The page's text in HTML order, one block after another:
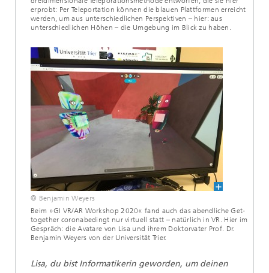
erprobt: Per Teleportation können die blauen Plattformen erreicht
werden, um aus unterschiedlichen Perspektiven – hier: aus
unterschiedlichen Höhen – die Umgebung im Blick zu haben.
© Benjamin Weyers
Beim »GI VR/AR Workshop 2020« fand auch das abendliche Get-
together coronabedingt nur virtuell statt – natürlich in VR. Hier im
Gespräch: die Avatare von Lisa und ihrem Doktorvater Prof. Dr.
Benjamin Weyers von der Universität Trier.
Lisa, du bist Informatikerin geworden, um deinen